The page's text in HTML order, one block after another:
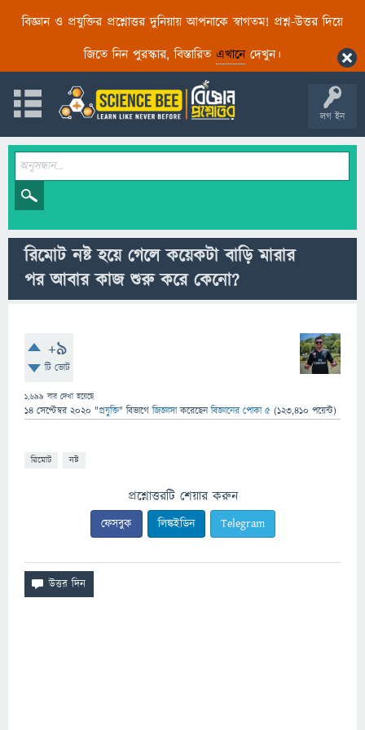
বিজ্ঞান ও প্রযুক্তির প্রশ্নোত্তর দুনিয়ায় আপনাকে স্বাগতম! প্রশ্ন-উত্তর দিয়ে
জিতে নিন পুরস্কার, বিস্তারিত এখানেদেখুন।
লগ ইন
রিমোট নষ্ট হয়ে গেলে কয়েকটা বাড়ি মারার
পর আবার কাজ শুরু করে কেনো?
+9
টি ভোট
1,699 বার দেখা হয়েছে
14 সেপ্টেম্বর 2020 "প্রযুক্তি" বিভাগে জিজ্ঞাসাকরেছেনবিজ্ঞানের পোকা ৫ (123,410 পয়েন্ট)
রিমোট নষ্ট
প্রশ্নোত্তরটি শেয়ার করুন
ফেসবুক লিঙ্কইডিন Telegram